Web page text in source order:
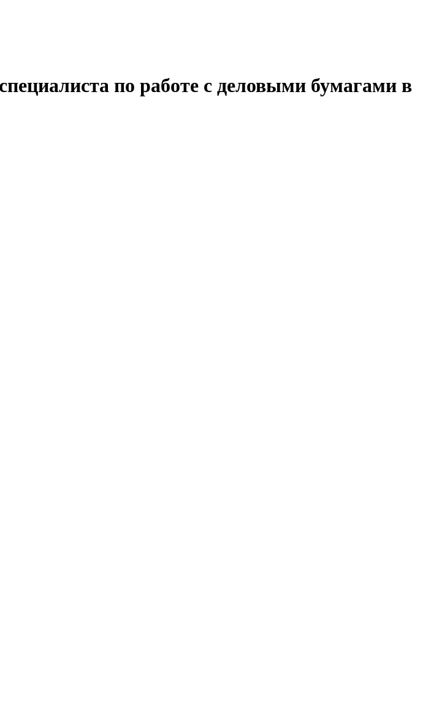
по работе с деловыми бумагами в